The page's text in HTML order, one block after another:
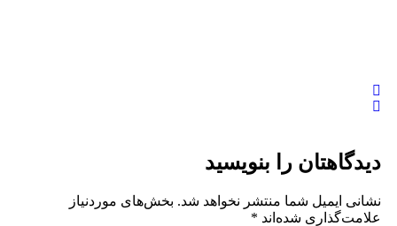
دیدگاهتان را بنویسید
نشانی ایمیل شما منتشر نخواهد شد. بخش‌های موردنیاز
علامت‌گذاری شده‌اند *